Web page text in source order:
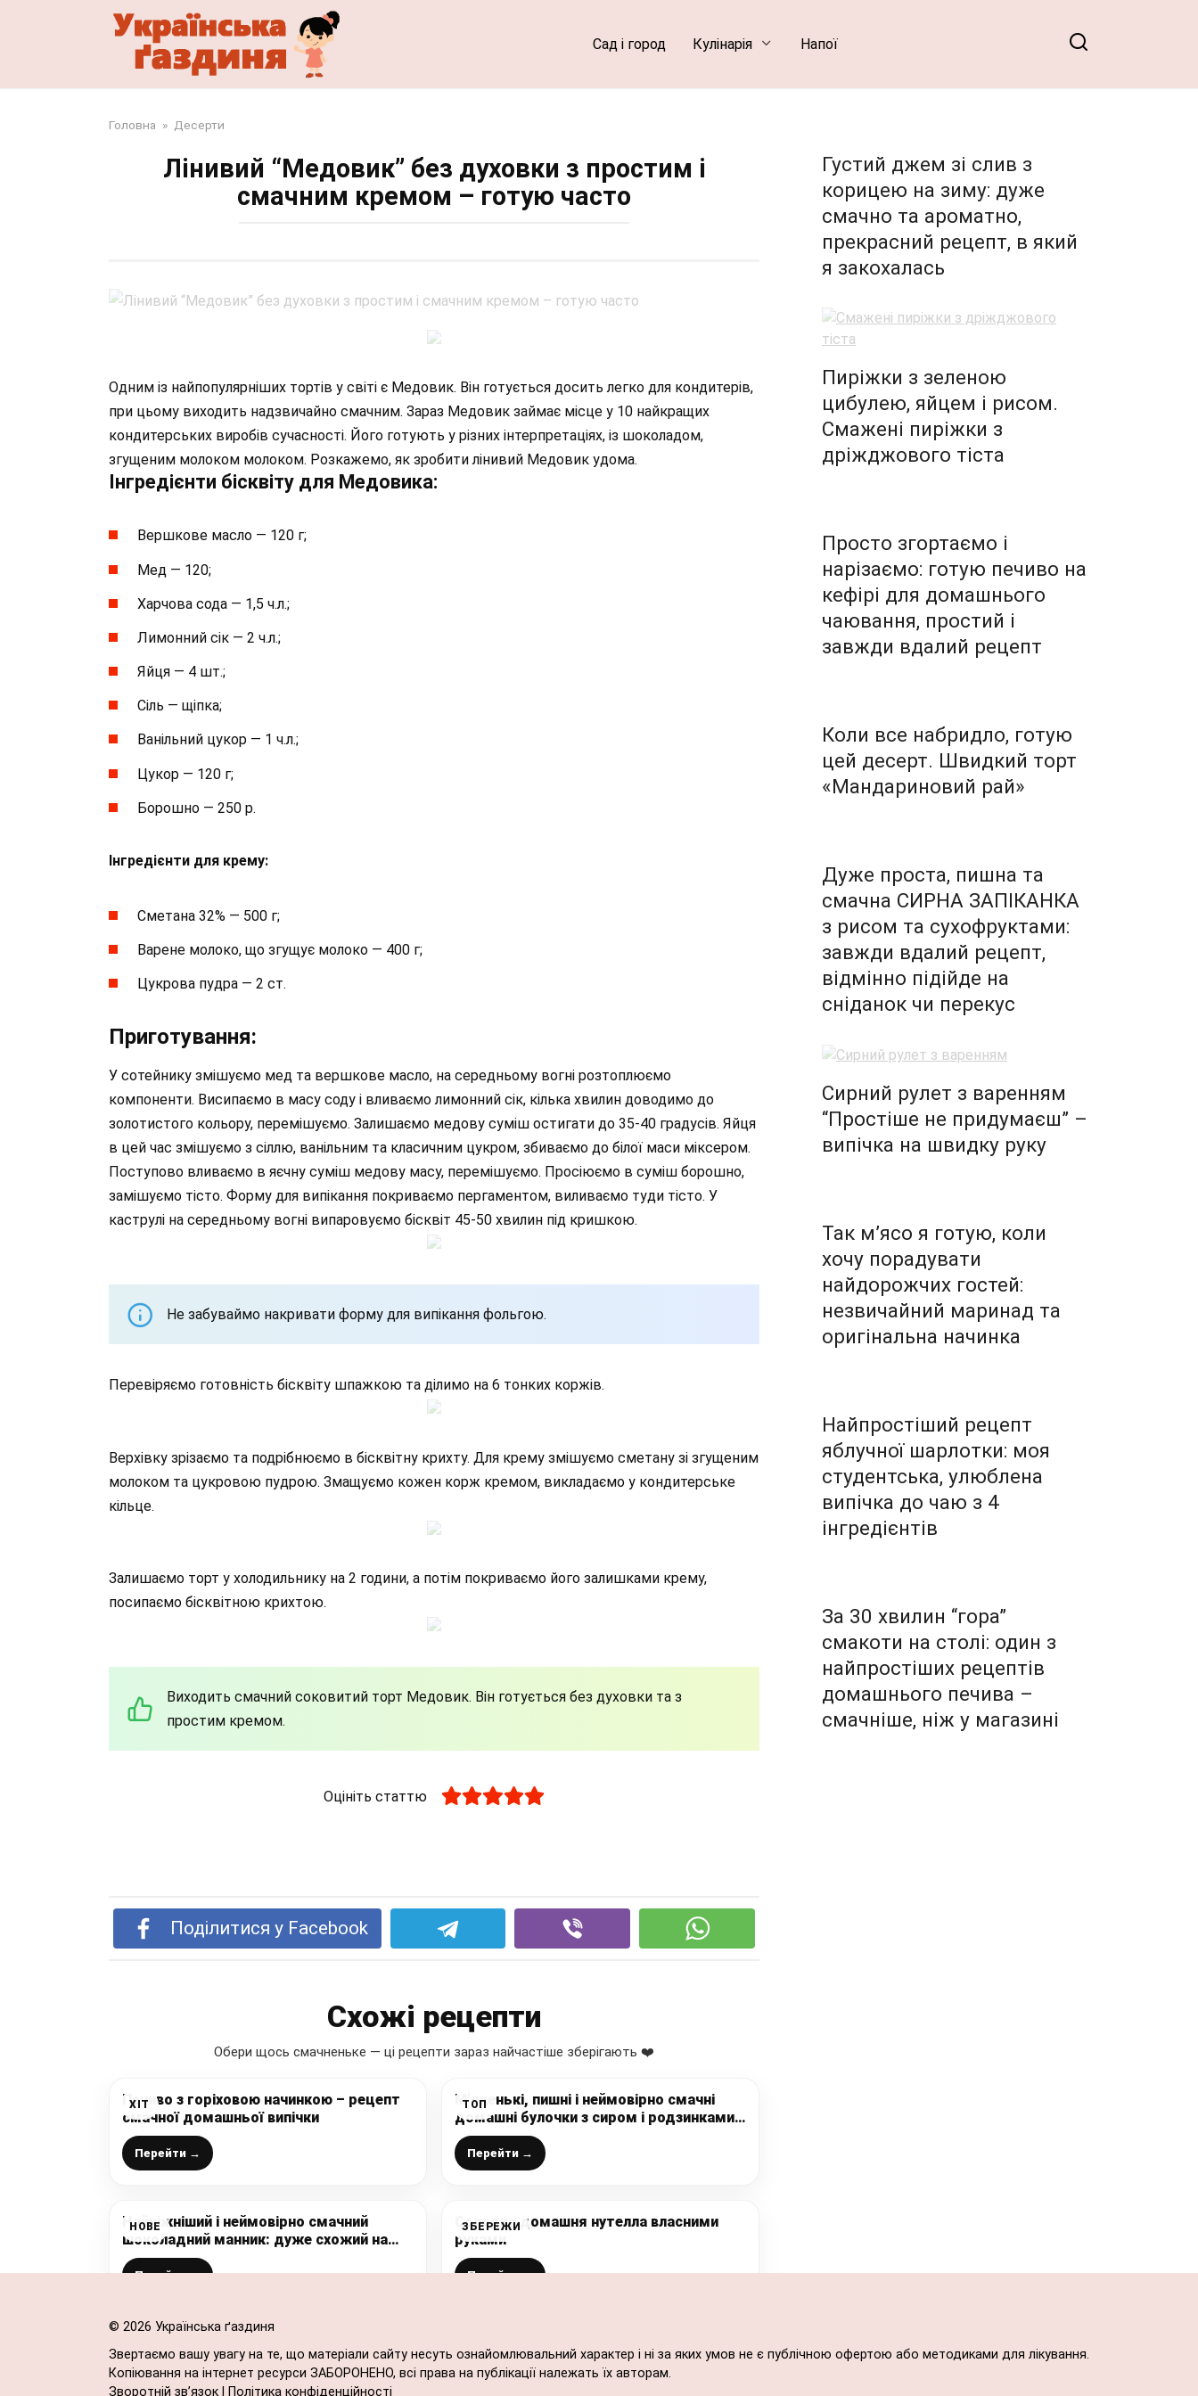
Сад і город Кулінарія Напої
Головна » Десерти
Лінивий “Медовик” без духовки з простим і
смачним кремом – готую часто
Одним із найпопулярніших тортів у світі є Медовик. Він готується досить легко для кондитерів,
при цьому виходить надзвичайно смачним. Зараз Медовик займає місце у 10 найкращих
кондитерських виробів сучасності. Його готують у різних інтерпретаціях, із шоколадом,
згущеним молоком молоком. Розкажемо, як зробити лінивий Медовик удома.
Інгредієнти бісквіту для Медовика:
Вершкове масло — 120 г;
Мед — 120;
Харчова сода — 1,5 ч.л.;
Лимонний сік — 2 ч.л.;
Яйця — 4 шт.;
Сіль — щіпка;
Ванільний цукор — 1 ч.л.;
Цукор — 120 г;
Борошно — 250 р.
Інгредієнти для крему:
Сметана 32% — 500 г;
Варене молоко, що згущує молоко — 400 г;
Цукрова пудра — 2 ст.
Приготування:
У сотейнику змішуємо мед та вершкове масло, на середньому вогні розтоплюємо
компоненти. Висипаємо в масу соду і вливаємо лимонний сік, кілька хвилин доводимо до
золотистого кольору, перемішуємо. Залишаємо медову суміш остигати до 35-40 градусів. Яйця
в цей час змішуємо з сіллю, ванільним та класичним цукром, збиваємо до білої маси міксером.
Поступово вливаємо в яєчну суміш медову масу, перемішуємо. Просіюємо в суміш борошно,
замішуємо тісто. Форму для випікання покриваємо пергаментом, виливаємо туди тісто. У
каструлі на середньому вогні випаровуємо бісквіт 45-50 хвилин під кришкою.
Не забуваймо накривати форму для випікання фольгою.
Перевіряємо готовність бісквіту шпажкою та ділимо на 6 тонких коржів.
Верхівку зрізаємо та подрібнюємо в бісквітну крихту. Для крему змішуємо сметану зі згущеним
молоком та цукровою пудрою. Змащуємо кожен корж кремом, викладаємо у кондитерське
кільце.
Залишаємо торт у холодильнику на 2 години, а потім покриваємо його залишками крему,
посипаємо бісквітною крихтою.
Виходить смачний соковитий торт Медовик. Він готується без духовки та з
простим кремом.
Оцініть статтю
Поділитися у Facebook
Схожі рецепти
Обери щось смачненьке — ці рецепти зараз найчастіше зберігають ❤️
ХІТ
Печиво з горіховою начинкою – рецепт
смачної домашньої випічки
Перейти →
ТОП
М’якенькі, пишні і неймовірно смачні
домашні булочки з сиром і родзинками:
тісто без яєць, рецепт простий і
доступний
Перейти →
НОВЕ
Найніжніший і неймовірно смачний
шоколадний манник: дуже схожий на
шоколадний маффін з Макдональдсу
(простий рецепт, який легко
Перейти →
ЗБЕРЕЖИ
Солодка домашня нутелла власними
руками
Перейти →
Густий джем зі слив з
корицею на зиму: дуже
смачно та ароматно,
прекрасний рецепт, в який
я закохалась
Пиріжки з зеленою
цибулею, яйцем і рисом.
Смажені пиріжки з
дріжджового тіста
Просто згортаємо і
нарізаємо: готую печиво на
кефірі для домашнього
чаювання, простий і
завжди вдалий рецепт
Коли все набридло, готую
цей десерт. Швидкий торт
«Мандариновий рай»
Дуже проста, пишна та
смачна СИРНА ЗАПІКАНКА
з рисом та сухофруктами:
завжди вдалий рецепт,
відмінно підійде на
сніданок чи перекус
Сирний рулет з варенням
“Простіше не придумаєш” –
випічка на швидку руку
Так м’ясо я готую, коли
хочу порадувати
найдорожчих гостей:
незвичайний маринад та
оригінальна начинка
Найпростіший рецепт
яблучної шарлотки: моя
студентська, улюблена
випічка до чаю з 4
інгредієнтів
За 30 хвилин “гора”
смакоти на столі: один з
найпростіших рецептів
домашнього печива –
смачніше, ніж у магазині
© 2026 Українська ґаздиня
Звертаємо вашу увагу на те, що матеріали сайту несуть ознайомлювальний характер і ні за яких умов не є публічною офертою або методиками для лікування.
Копіювання на інтернет ресурси ЗАБОРОНЕНО, всі права на публікації належать їх авторам.
Зворотній зв’язок
Політика конфіденційності